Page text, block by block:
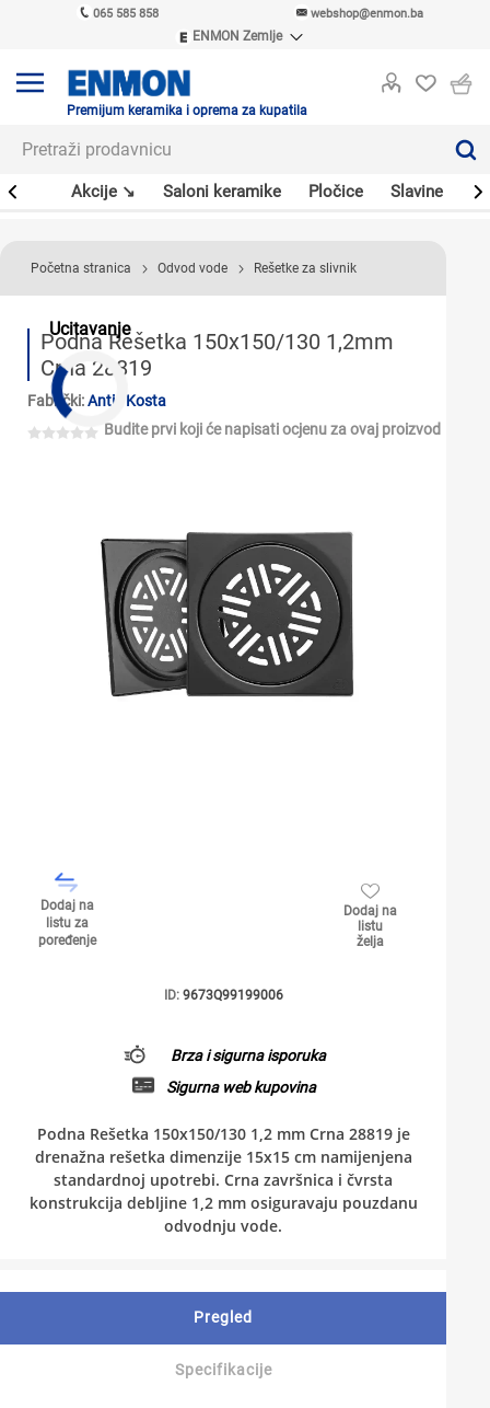
065 585 858 webshop@enmon.ba
ENMON Zemlje
ENMON MKD
Premijum keramika i oprema za kupatila
Akcije ↘ Saloni keramike Pločice Slavine
Ucitavanje
Početna stranica Odvod vode Rešetke za slivnik
Podna Rešetka 150x150/130 1,2mm
Crna 28819
Fabrički:Antić Kosta
Budite prvi koji će napisati ocjenu za ovaj proizvod
Dodaj na
listu za
poređenje
Dodaj na
listu
želja
ID: 9673Q99199006
Brza i sigurna isporuka
Sigurna web kupovina
Podna Rešetka 150x150/130 1,2 mm Crna 28819 je
drenažna rešetka dimenzije 15x15 cm namijenjena
standardnoj upotrebi. Crna završnica i čvrsta
konstrukcija debljine 1,2 mm osiguravaju pouzdanu
odvodnju vode.
Pregled
Specifikacije